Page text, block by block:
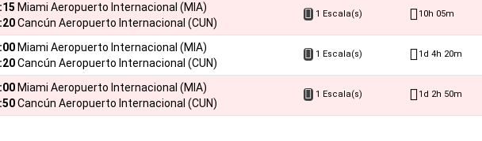
Miami Aeropuerto Internacional (MIA)
Cancún Aeropuerto Internacional (CUN)
1 Escala(s) 10h 05m
Miami Aeropuerto Internacional (MIA)
Cancún Aeropuerto Internacional (CUN)
1 Escala(s) 1d 4h 20m
Miami Aeropuerto Internacional (MIA)
Cancún Aeropuerto Internacional (CUN)
1 Escala(s) 1d 2h 50m